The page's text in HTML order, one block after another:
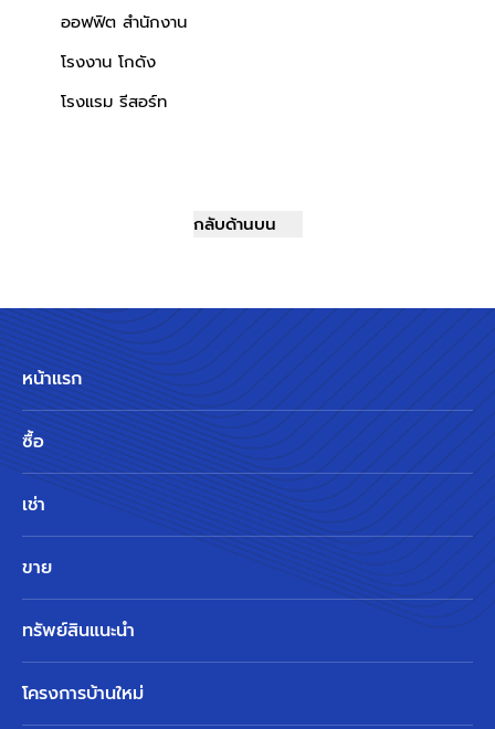
ออฟฟิต สำนักงาน
โรงงาน โกดัง
โรงแรม รีสอร์ท
กลับด้านบน
หน้าแรก
ซื้อ
เช่า
ขาย
ทรัพย์สินแนะนำ
โครงการบ้านใหม่